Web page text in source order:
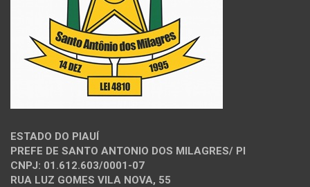
ESTADO DO PIAUÍ
PREFE DE SANTO ANTONIO DOS MILAGRES/ PI
CNPJ: 01.612.603/0001-07
RUA LUZ GOMES VILA NOVA, 55